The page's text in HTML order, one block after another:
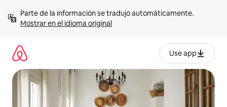
contenidoMostrar en el idioma original
Use app